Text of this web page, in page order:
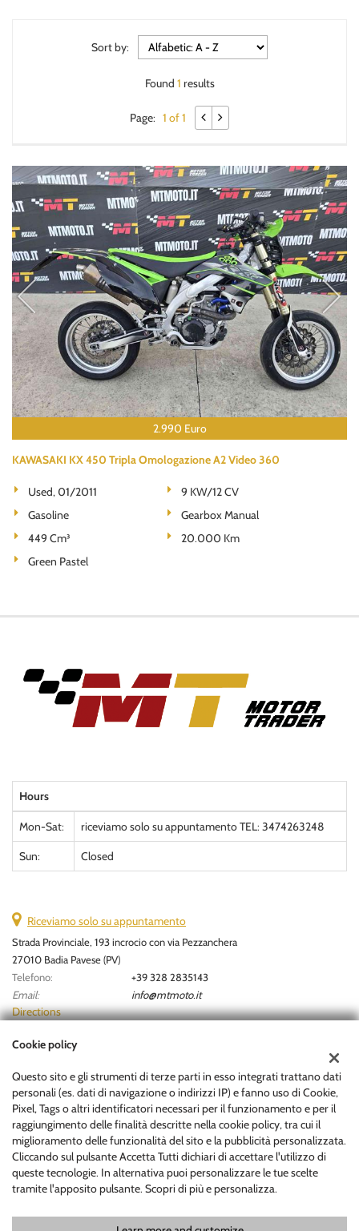
Sort by:
Found 1 results
Page: 1 of 1
2.990 Euro
KAWASAKI KX 450 Tripla Omologazione A2 Video 360
Used, 01/2011
9 KW/12 CV
Gasoline
Gearbox Manual
449 Cm³
20.000 Km
Green Pastel
Hours
Mon-Sat: riceviamo solo su appuntamento TEL: 3474263248
Sun: Closed
Riceviamo solo su appuntamento
Strada Provinciale, 193 incrocio con via Pezzanchera
27010 Badia Pavese (PV)
Telefono:
+39 328 2835143
Email:
info@mtmoto.it
Directions
MOTOR TRADER S.R.L
Via Cavour snc - 26866 Castiraga Vidardo (LO)
Tax code and VAT: 12866770964
Registry of companies:MI
Codice univoco:PXQYICS
Cookie policy
Questo sito e gli strumenti di terze parti in esso integrati trattano dati
personali (es. dati di navigazione o indirizzi IP) e fanno uso di Cookie,
Pixel, Tags o altri identificatori necessari per il funzionamento e per il
raggiungimento delle finalità descritte nella cookie policy, tra cui il
miglioramento delle funzionalità del sito e la pubblicità personalizzata.
Cliccando sul pulsante Accetta Tutti dichiari di accettare l'utilizzo di
queste tecnologie. In alternativa puoi personalizzare le tue scelte
tramite l'apposito pulsante. Scopri di più e personalizza.